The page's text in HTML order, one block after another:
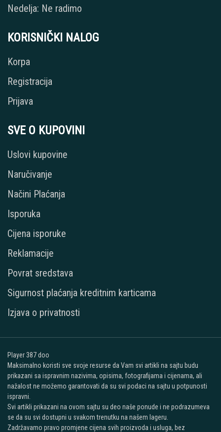
Nedelja: Ne radimo
KORISNIČKI NALOG
Korpa
Registracija
Prijava
SVE O KUPOVINI
Uslovi kupovine
Naručivanje
Načini Plaćanja
Isporuka
Cijena isporuke
Reklamacije
Povrat sredstava
Sigurnost plaćanja kreditnim karticama
Izjava o privatnosti
Player 387 doo
Maksimalno koristi sve svoje resurse da Vam svi artikli na sajtu budu
prikazani sa ispravnim nazivima, opisima, fotografijama i cijenama, ali
nažalost ne možemo garantovati da su svi podaci na sajtu u potpunosti
ispravni.
Svi artikli prikazani na ovom sajtu su deo naše ponude i ne podrazumeva
se da su svi dostupni u svakom trenutku na našem lageru.
Zadržavamo pravo promjene cijena svih proizvoda i usluga, bez